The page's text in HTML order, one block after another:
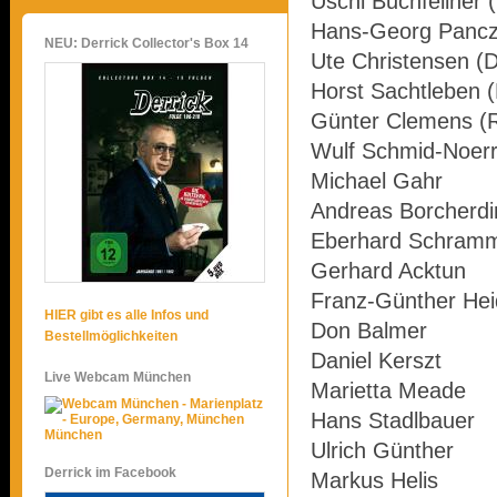
NEU: Derrick Collector's Box 14
HIER gibt es alle Infos und
Bestellmöglichkeiten
Live Webcam München
München
Derrick im Facebook
Hans-Georg
Ute Christensen
Horst Sachtleben
Günter Clemens
Wulf Schmid-Noerr
Michael Gahr
Andreas
Eberhard
Gerhard Acktun
Franz-Günther
Don Balmer
Daniel Kerszt
Marietta Meade
Hans Stadlbauer
Ulrich Günther
Markus Helis